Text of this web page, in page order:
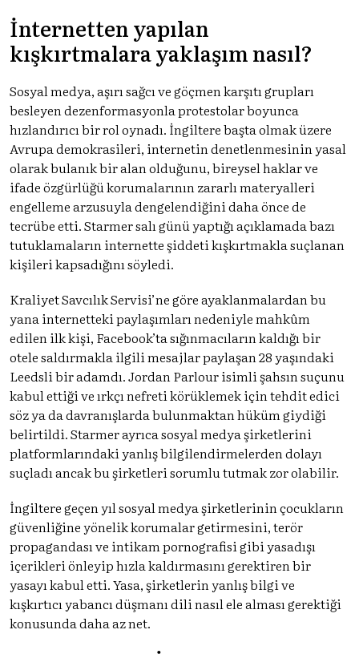
İnternetten yapılan
kışkırtmalara yaklaşım nasıl?
Sosyal medya, aşırı sağcı ve göçmen karşıtı grupları
besleyen dezenformasyonla protestolar boyunca
hızlandırıcı bir rol oynadı. İngiltere başta olmak üzere
Avrupa demokrasileri, internetin denetlenmesinin yasal
olarak bulanık bir alan olduğunu, bireysel haklar ve
ifade özgürlüğü korumalarının zararlı materyalleri
engelleme arzusuyla dengelendiğini daha önce de
tecrübe etti. Starmer salı günü yaptığı açıklamada bazı
tutuklamaların internette şiddeti kışkırtmakla suçlanan
kişileri kapsadığını söyledi.
Kraliyet Savcılık Servisi’ne göre ayaklanmalardan bu
yana internetteki paylaşımları nedeniyle mahkûm
edilen ilk kişi, Facebook’ta sığınmacıların kaldığı bir
otele saldırmakla ilgili mesajlar paylaşan 28 yaşındaki
Leedsli bir adamdı. Jordan Parlour isimli şahsın suçunu
kabul ettiği ve ırkçı nefreti körüklemek için tehdit edici
söz ya da davranışlarda bulunmaktan hüküm giydiği
belirtildi. Starmer ayrıca sosyal medya şirketlerini
platformlarındaki yanlış bilgilendirmelerden dolayı
suçladı ancak bu şirketleri sorumlu tutmak zor olabilir.
İngiltere geçen yıl sosyal medya şirketlerinin çocukların
güvenliğine yönelik korumalar getirmesini, terör
propagandası ve intikam pornografisi gibi yasadışı
içerikleri önleyip hızla kaldırmasını gerektiren bir
yasayı kabul etti. Yasa, şirketlerin yanlış bilgi ve
kışkırtıcı yabancı düşmanı dili nasıl ele alması gerektiği
konusunda daha az net.